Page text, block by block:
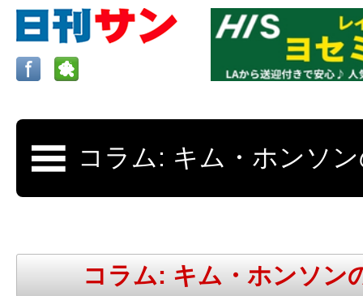
ロサンゼルスの求人、クラシファイド、地元情報など
日刊サンはロサンゼルスの日本語新
コラム: キム・ホンソン